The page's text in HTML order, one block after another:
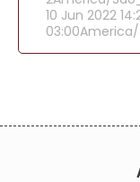
10 Jun 2022